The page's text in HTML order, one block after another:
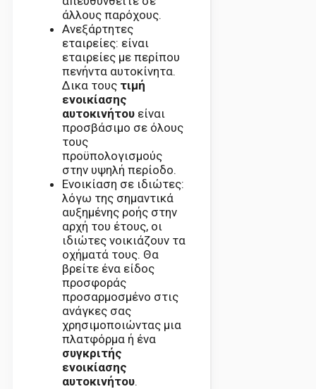
άλλους παρόχους.
Ανεξάρτητες
εταιρείες: είναι
εταιρείες με περίπου
πενήντα αυτοκίνητα.
Δικα τους τιμή
ενοικίασης
αυτοκινήτου είναι
προσβάσιμο σε όλους
τους
προϋπολογισμούς
στην υψηλή περίοδο.
Ενοικίαση σε ιδιώτες:
λόγω της σημαντικά
αυξημένης ροής στην
αρχή του έτους, οι
ιδιώτες νοικιάζουν τα
οχήματά τους. Θα
βρείτε ένα είδος
προσφοράς
προσαρμοσμένο στις
ανάγκες σας
χρησιμοποιώντας μια
πλατφόρμα ή ένα
συγκριτής
ενοικίασης
αυτοκινήτου.